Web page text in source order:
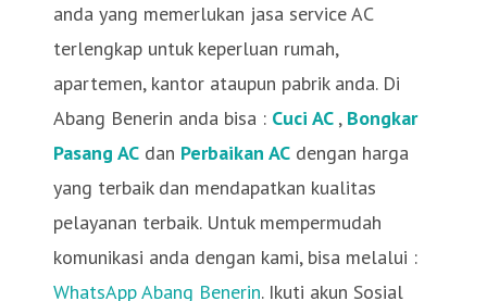
anda yang memerlukan jasa service AC
terlengkap untuk keperluan rumah,
apartemen, kantor ataupun pabrik anda. Di
Abang Benerin anda bisa : Cuci AC , Bongkar
Pasang AC dan Perbaikan AC dengan harga
yang terbaik dan mendapatkan kualitas
pelayanan terbaik. Untuk mempermudah
komunikasi anda dengan kami, bisa melalui :
WhatsApp Abang Benerin. Ikuti akun Sosial